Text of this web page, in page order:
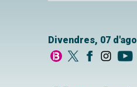
Divendres, 07